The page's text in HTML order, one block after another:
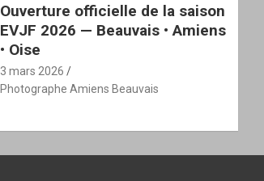
Ouverture officielle de la saison
EVJF 2026 — Beauvais • Amiens
• Oise
3 mars 2026
Photographe Amiens Beauvais